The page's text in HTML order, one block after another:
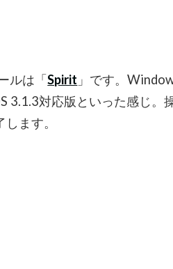
ルは「Spirit 」です。
3.1.3対応版といった感じ。
ます。